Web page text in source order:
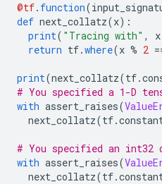
@tf. function(
def next_collatz(x):
print( "Tracing with" , x
return tf.where(x % 2
print(next_collatz(tf.
# You specified a 1-D
with assert_raises(
next_collatz(tf.
# You specified an
with assert_raises(
next_collatz(tf.